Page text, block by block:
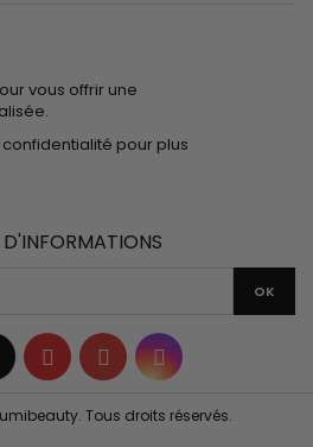
vous offrir une
pour plus
D'INFORMATIONS
TwitterYouTubePinterestInstagram
Tous droits réservés.